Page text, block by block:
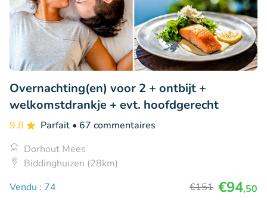
Overnachting(en) voor 2 + ontbijt +
welkomstdrankje + evt. hoofdgerecht
9.8 Parfait • 67 commentaires
Dorhout Mees
Biddinghuizen (28km)
Vendu : 74
€151 €94,50